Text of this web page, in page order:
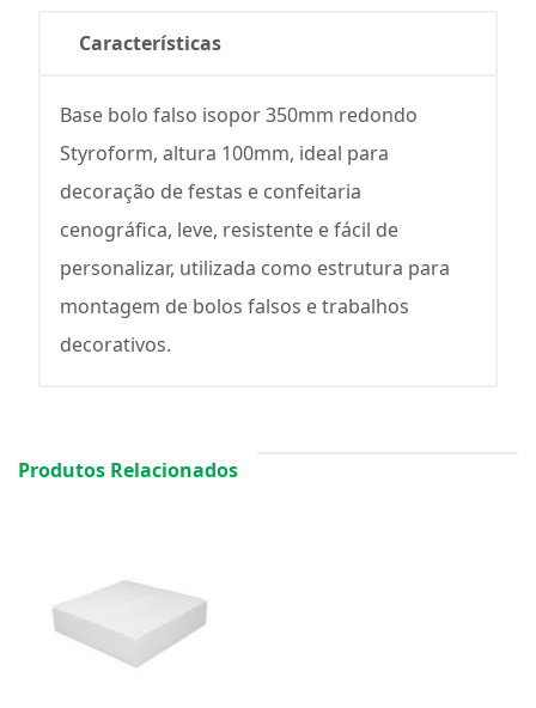
Características
Base bolo falso isopor 350mm redondo
Styroform, altura 100mm, ideal para
decoração de festas e confeitaria
cenográfica, leve, resistente e fácil de
personalizar, utilizada como estrutura para
montagem de bolos falsos e trabalhos
decorativos.
Produtos Relacionados